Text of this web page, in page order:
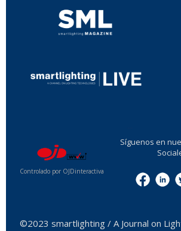
Controlado por OJDinteractiva
Síguenos en
©2023 smartlighting / A Journal on